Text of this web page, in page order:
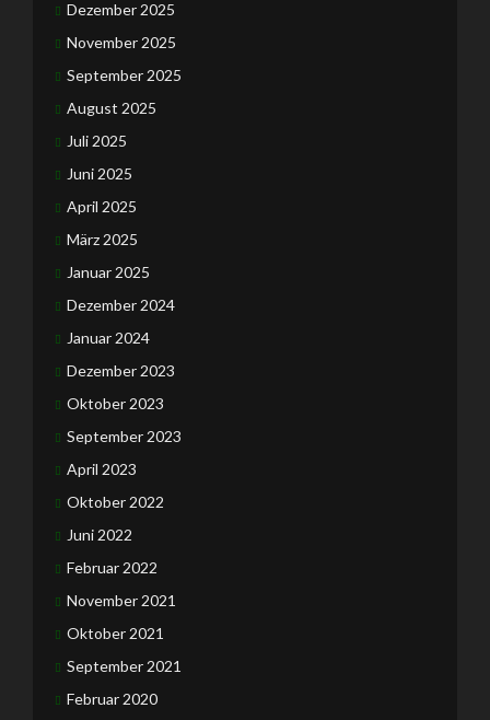
Dezember 2025
November 2025
September 2025
August 2025
Juli 2025
Juni 2025
April 2025
März 2025
Januar 2025
Dezember 2024
Januar 2024
Dezember 2023
Oktober 2023
September 2023
April 2023
Oktober 2022
Juni 2022
Februar 2022
November 2021
Oktober 2021
September 2021
Februar 2020